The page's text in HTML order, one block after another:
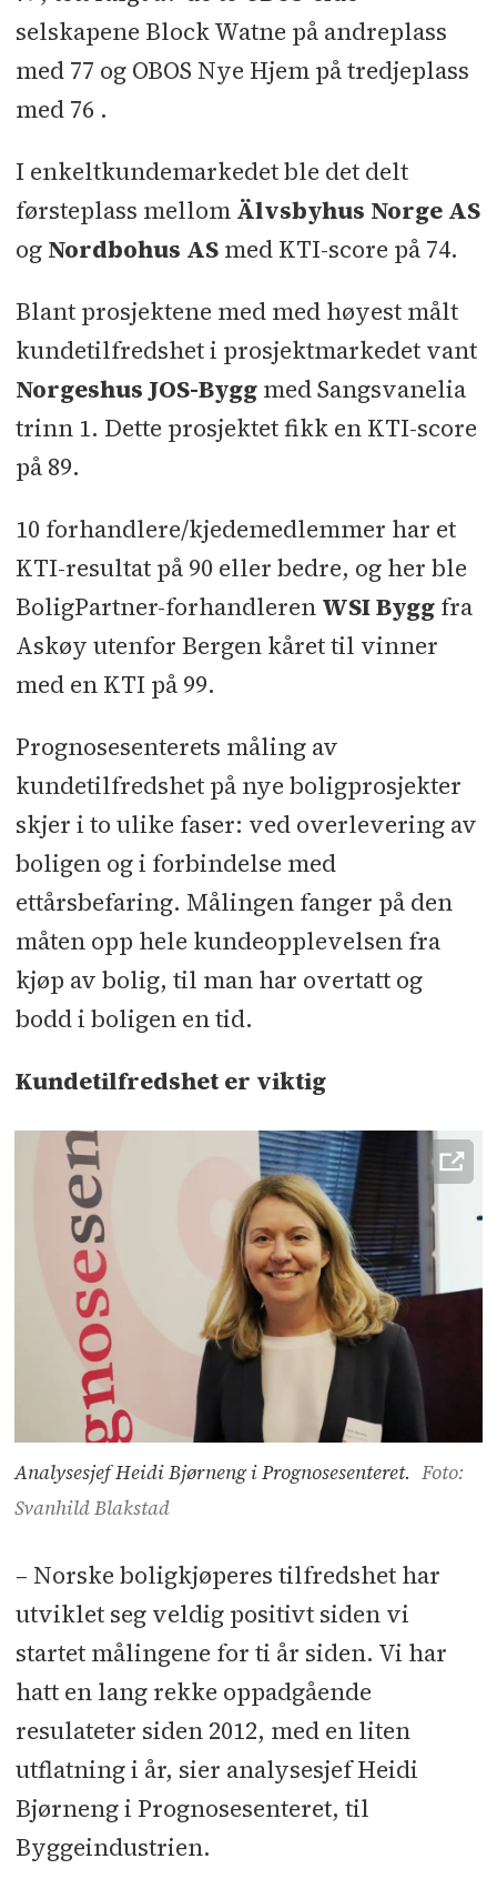
selskapene Block Watne på andreplass
med 77 og OBOS Nye Hjem på tredjeplass
med 76 .
I enkeltkundemarkedet ble det delt
førsteplass mellom Älvsbyhus Norge AS
og Nordbohus ASmed KTI-score på 74.
Blant prosjektene med med høyest målt
kundetilfredshet i prosjektmarkedet vant
Norgeshus JOS-Byggmed Sangsvanelia
trinn 1. Dette prosjektet fikk en KTI-score
på 89.
10 forhandlere/kjedemedlemmer har et
KTI-resultat på 90 eller bedre, og her ble
BoligPartner-forhandleren WSI Byggfra
Askøy utenfor Bergen kåret til vinner
med en KTI på 99.
Prognosesenterets måling av
kundetilfredshet på nye boligprosjekter
skjer i to ulike faser: ved overlevering av
boligen og i forbindelse med
ettårsbefaring. Målingen fanger på den
måten opp hele kundeopplevelsen fra
kjøp av bolig, til man har overtatt og
bodd i boligen en tid.
Kundetilfredshet er viktig
Analysesjef Heidi Bjørneng i Prognosesenteret. Foto:
Svanhild Blakstad
– Norske boligkjøperes tilfredshet har
utviklet seg veldig positivt siden vi
startet målingene for ti år siden. Vi har
hatt en lang rekke oppadgående
resulateter siden 2012, med en liten
utflatning i år, sier analysesjef Heidi
Bjørneng i Prognosesenteret, til
Byggeindustrien.